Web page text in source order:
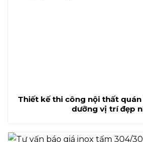
Thiết kế thi công nội thất
dưỡng vị trí đẹp